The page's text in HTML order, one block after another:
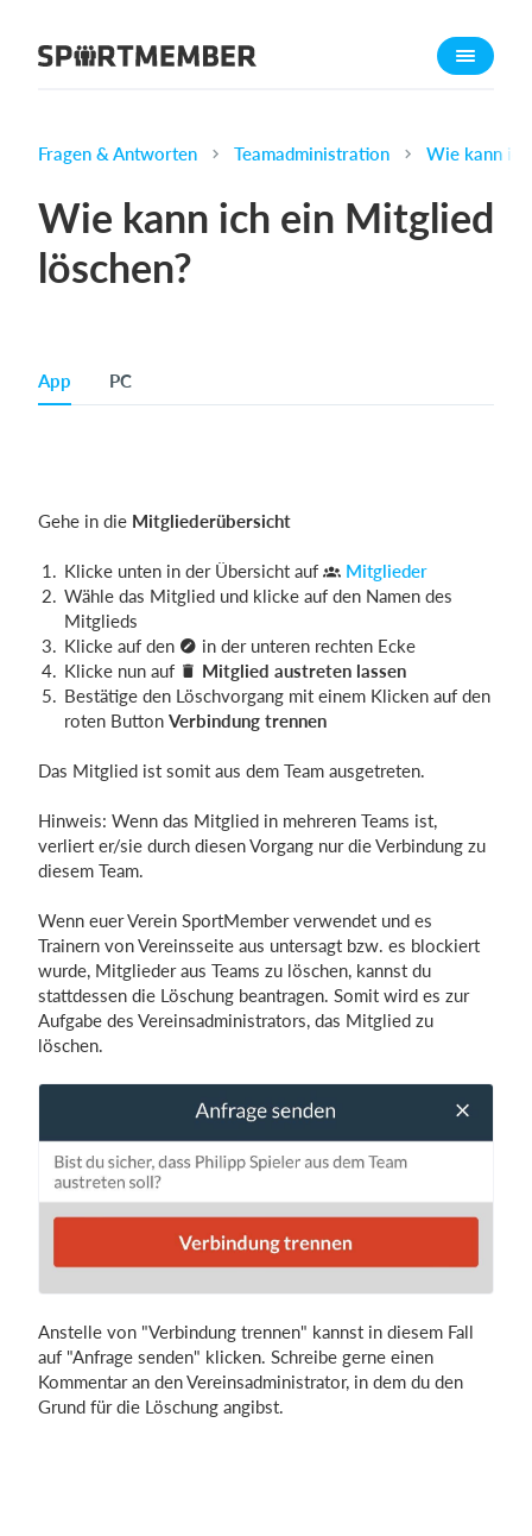
Über SportMember
Funktionen
Trainingsplan
Vereins App
Deutsch
Fragen & Antworten Teamadministration Wie kann
Wie kann ich ein Mitglied
löschen?
App PC
Gehe in die Mitgliederübersicht
Klicke unten in der Übersicht auf
Mitglieder
Wähle das Mitglied und klicke auf den Namen des
Mitglieds
Klicke auf den
in der unteren rechten Ecke
Klicke nun auf
Mitglied austreten lassen
Bestätige den Löschvorgang mit einem Klicken auf den
roten Button Verbindung trennen
Das Mitglied ist somit aus dem Team ausgetreten.
Hinweis: Wenn das Mitglied in mehreren Teams ist,
verliert er/sie durch diesen Vorgang nur die Verbindung zu
diesem Team.
Wenn euer Verein SportMember verwendet und es
Trainern von Vereinsseite aus untersagt bzw. es blockiert
wurde, Mitglieder aus Teams zu löschen, kannst du
stattdessen die Löschung beantragen. Somit wird es zur
Aufgabe des Vereinsadministrators, das Mitglied zu
löschen.
Anstelle von "Verbindung trennen" kannst in diesem Fall
auf "Anfrage senden" klicken. Schreibe gerne einen
Kommentar an den Vereinsadministrator, in dem du den
Grund für die Löschung angibst.